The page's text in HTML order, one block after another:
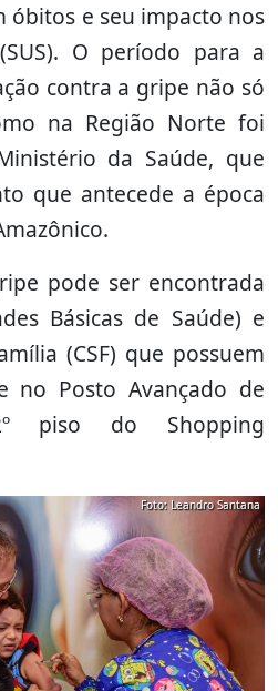
óbitos e seu impacto nos
O período para a
contra a gripe não só
na Região Norte foi
da Saúde, que
que antecede a época
pode ser encontrada
Básicas de Saúde) e
(CSF) que possuem
no Posto Avançado de
piso do Shopping
Foto: Leandro Santana
Foto: Leandro Santana